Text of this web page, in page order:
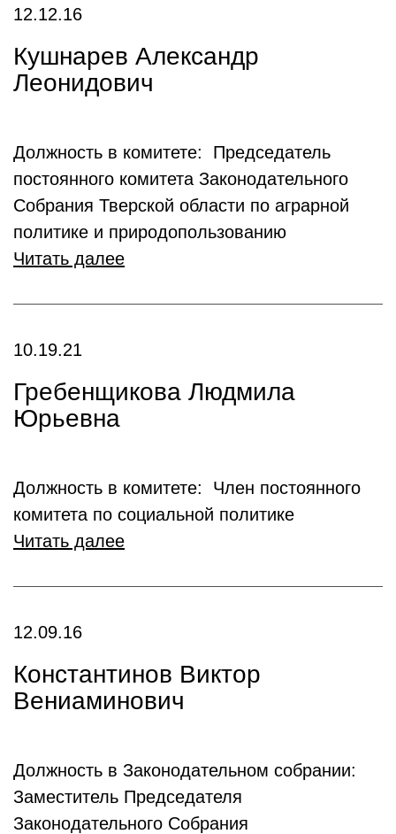
12.12.16
Кушнарев Александр
Леонидович
Должность в комитете: Председатель
постоянного комитета Законодательного
Собрания Тверской области по аграрной
политике и природопользованию
Читать далее
10.19.21
Гребенщикова Людмила
Юрьевна
Должность в комитете: Член постоянного
комитета по социальной политике
Читать далее
12.09.16
Константинов Виктор
Вениаминович
Должность в Законодательном собрании:
Заместитель Председателя
Законодательного Собрания